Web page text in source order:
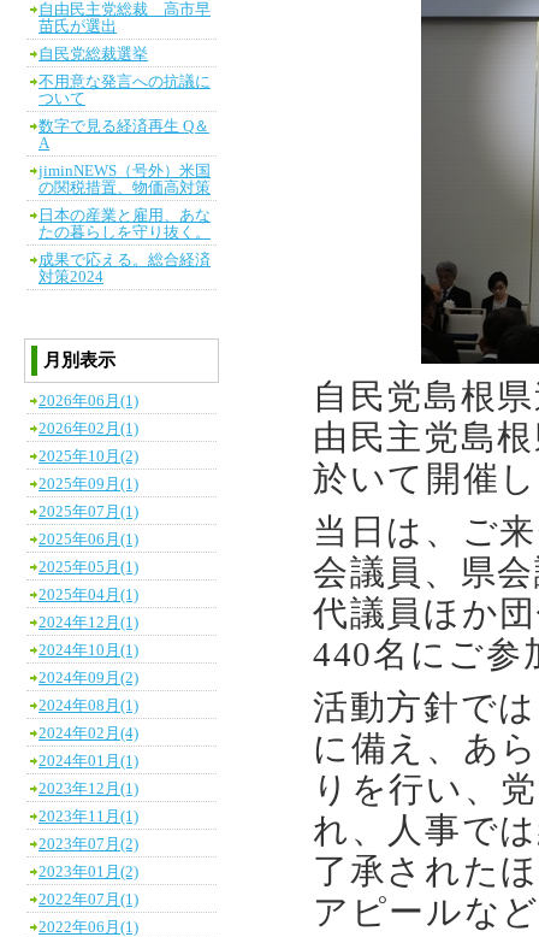
自民党島根
由民主党島
於いて開催
当日は、ご
会議員、県
代議員ほか
440名にご参
活動方針で
に備え、あ
りを行い、
れ、人事で
了承された
アピールな
自由民主党総裁 高市早
苗氏が選出
自民党総裁選挙
不用意な発言への抗議に
ついて
数字で見る経済再生 Q＆
A
jiminNEWS（号外）米国
の関税措置、物価高対策
日本の産業と雇用、あな
たの暮らしを守り抜く。
成果で応える。総合経済
対策2024
月別表示
2026年06月(1)
2026年02月(1)
2025年10月(2)
2025年09月(1)
2025年07月(1)
2025年06月(1)
2025年05月(1)
2025年04月(1)
2024年12月(1)
2024年10月(1)
2024年09月(2)
2024年08月(1)
2024年02月(4)
2024年01月(1)
2023年12月(1)
2023年11月(1)
2023年07月(2)
2023年01月(2)
2022年07月(1)
2022年06月(1)